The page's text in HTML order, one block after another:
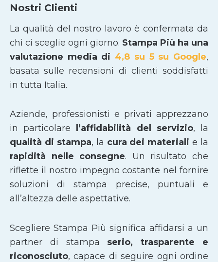
Nostri Clienti
La qualità del nostro lavoro è confermata da
chi ci sceglie ogni giorno. Stampa Più ha una
valutazione media di 4,8 su 5 su Google,
basata sulle recensioni di clienti soddisfatti
in tutta Italia.
Aziende, professionisti e privati apprezzano
in particolare l’affidabilità del servizio, la
qualità di stampa, la cura dei materiali e la
rapidità nelle consegne. Un risultato che
riflette il nostro impegno costante nel fornire
soluzioni di stampa precise, puntuali e
all’altezza delle aspettative.
Scegliere Stampa Più significa affidarsi a un
partner di stampa serio, trasparente e
riconosciuto, capace di seguire ogni ordine